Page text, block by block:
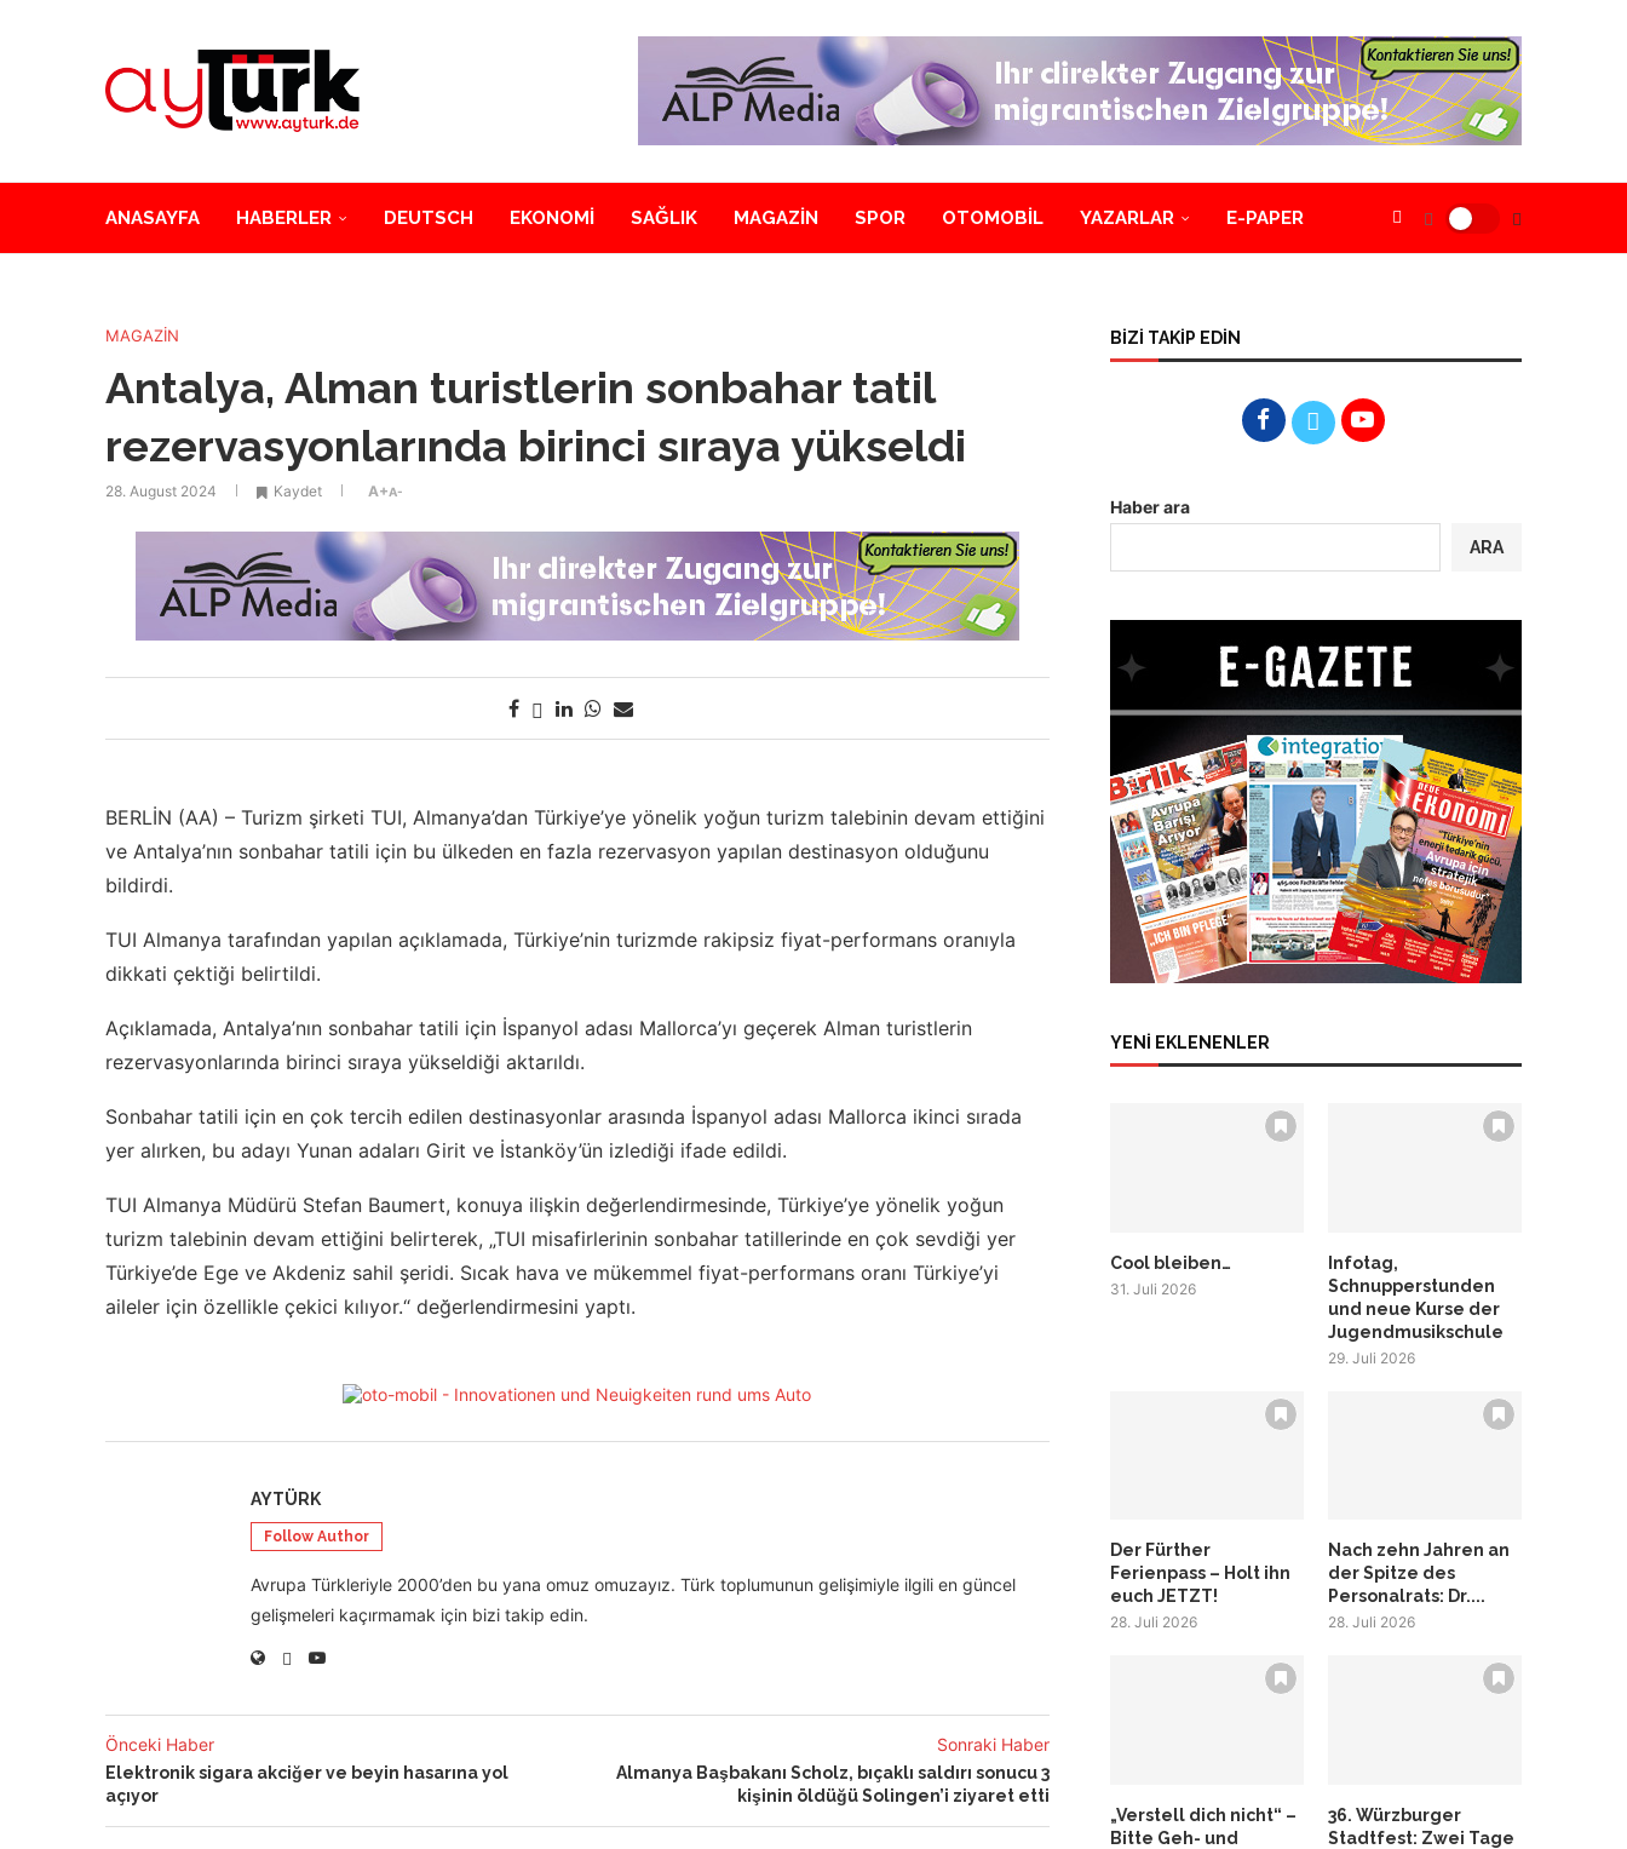
ANASAYFA HABERLER DEUTSCH EKONOMİ SAĞLIK MAGAZİN SPOR OTOMOBİL YAZARLAR E-PAPER
MAGAZİN
Antalya, Alman turistlerin sonbahar tatil
rezervasyonlarında birinci sıraya yükseldi
28. August 2024 Kaydet A+A-
BERLİN (AA) – Turizm şirketi TUI, Almanya’dan Türkiye’ye yönelik yoğun turizm talebinin devam ettiğini
ve Antalya’nın sonbahar tatili için bu ülkeden en fazla rezervasyon yapılan destinasyon olduğunu
bildirdi.
TUI Almanya tarafından yapılan açıklamada, Türkiye’nin turizmde rakipsiz fiyat-performans oranıyla
dikkati çektiği belirtildi.
Açıklamada, Antalya’nın sonbahar tatili için İspanyol adası Mallorca’yı geçerek Alman turistlerin
rezervasyonlarında birinci sıraya yükseldiği aktarıldı.
Sonbahar tatili için en çok tercih edilen destinasyonlar arasında İspanyol adası Mallorca ikinci sırada
yer alırken, bu adayı Yunan adaları Girit ve İstanköy’ün izlediği ifade edildi.
TUI Almanya Müdürü Stefan Baumert, konuya ilişkin değerlendirmesinde, Türkiye’ye yönelik yoğun
turizm talebinin devam ettiğini belirterek, „TUI misafirlerinin sonbahar tatillerinde en çok sevdiği yer
Türkiye’de Ege ve Akdeniz sahil şeridi. Sıcak hava ve mükemmel fiyat-performans oranı Türkiye’yi
aileler için özellikle çekici kılıyor.“ değerlendirmesini yaptı.
AYTÜRK
Follow Author
Avrupa Türkleriyle 2000’den bu yana omuz omuzayız. Türk toplumunun gelişimiyle ilgili en güncel
gelişmeleri kaçırmamak için bizi takip edin.
Önceki Haber
Elektronik sigara akciğer ve beyin hasarına yol
açıyor
Sonraki Haber
Almanya Başbakanı Scholz, bıçaklı saldırı sonucu 3
kişinin öldüğü Solingen’i ziyaret etti
BİZİ TAKİP EDİN
Haber ara
ARA
YENİ EKLENENLER
Cool bleiben…
31. Juli 2026
Infotag,
Schnupperstunden
und neue Kurse der
Jugendmusikschule
29. Juli 2026
Der Fürther
Ferienpass – Holt ihn
euch JETZT!
28. Juli 2026
Nach zehn Jahren an
der Spitze des
Personalrats: Dr....
28. Juli 2026
„Verstell dich nicht“ –
Bitte Geh- und
36. Würzburger
Stadtfest: Zwei Tage